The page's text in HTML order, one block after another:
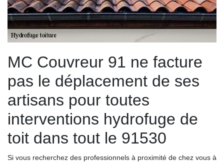
MC Couvreur 91 ne facture
pas le déplacement de ses
artisans pour toutes
interventions hydrofuge de
toit dans tout le 91530
Si vous recherchez des professionnels à proximité de chez vous à